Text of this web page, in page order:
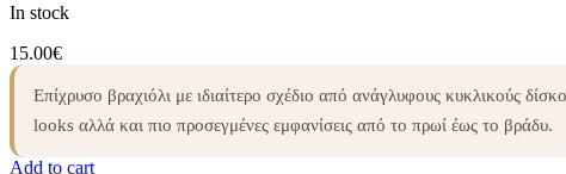
In stock
15.00€
Επίχρυσο βραχιόλι με ιδιαίτερο σχέδιο από ανάγλυφους κυκλικούς
looks αλλά και πιο προσεγμένες εμφανίσεις από το πρωί έως το βράδυ.
Add to cart